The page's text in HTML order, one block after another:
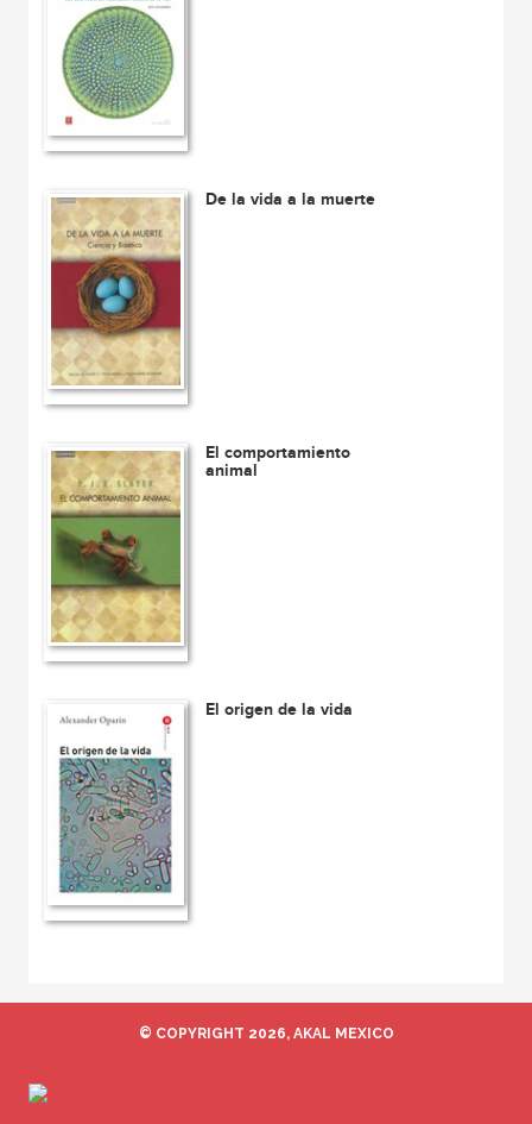
De la vida a la muerte
El comportamiento
animal
El origen de la vida
© COPYRIGHT 2026, AKAL MEXICO